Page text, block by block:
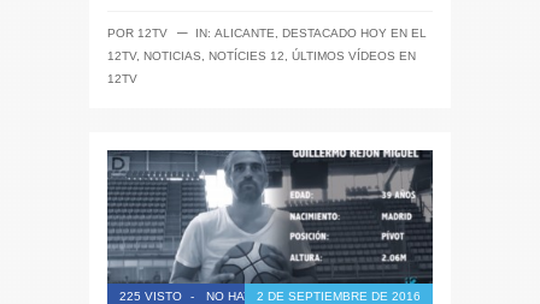
POR 12TV ─ IN: ALICANTE
DESTACADO HOY EN EL
12TV, NOTICIAS NOTÍCIES 12
ÚLTIMOS VÍDEOS EN
12TV
225 VISTO - NO HAY COMENTARIOS
2 DE SEPTIEMBRE DE 2016